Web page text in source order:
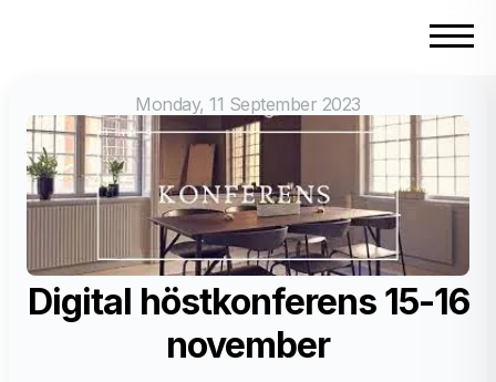
Monday, 11 September 2023
Digital höstkonferens 15-16
november